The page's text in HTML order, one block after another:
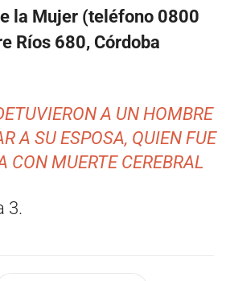
la Mujer (teléfono 0800
Ríos 680, Córdoba
A UN HOMBRE
A SU ESPOSA, QUIEN FUE
CON MUERTE CEREBRAL
3.